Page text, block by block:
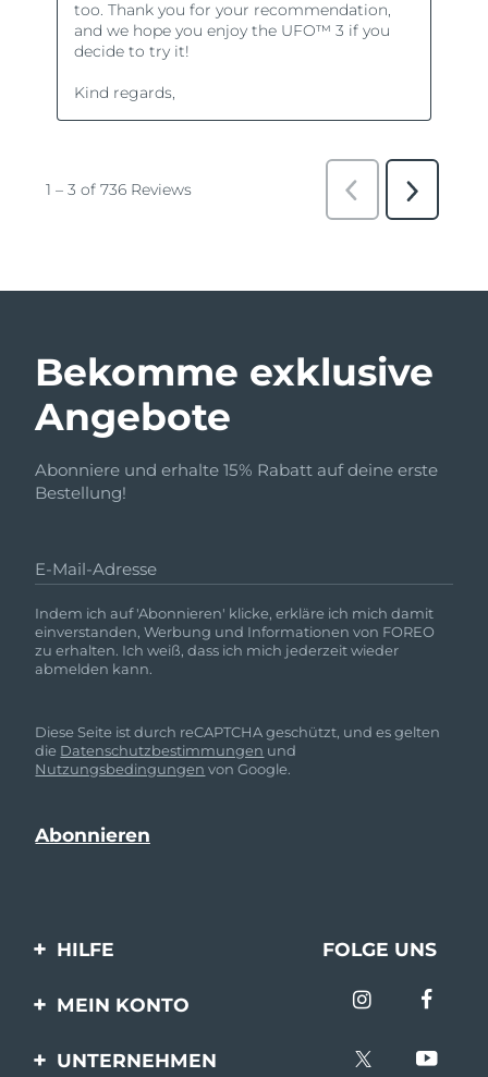
Bekomme exklusive
Angebote
Abonniere und erhalte 15% Rabatt auf deine erste
Bestellung!
E-Mail-Adresse
Indem ich auf 'Abonnieren' klicke, erkläre ich mich damit
einverstanden, Werbung und Informationen von FOREO
zu erhalten. Ich weiß, dass ich mich jederzeit wieder
abmelden kann.
Diese Seite ist durch reCAPTCHA geschützt, und es gelten
die Datenschutzbestimmungen und
Nutzungsbedingungen von Google.
HILFE
Kontaktiere uns
FOLGE UNS
MEIN KONTO
UNTERNEHMEN